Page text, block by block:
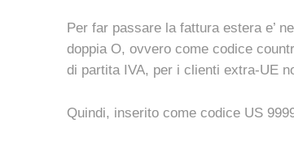
Per far passare la fattura estera e’
doppia O, ovvero come codice
di partita IVA, per i clienti extra-UE
Quindi, inserito come codice US